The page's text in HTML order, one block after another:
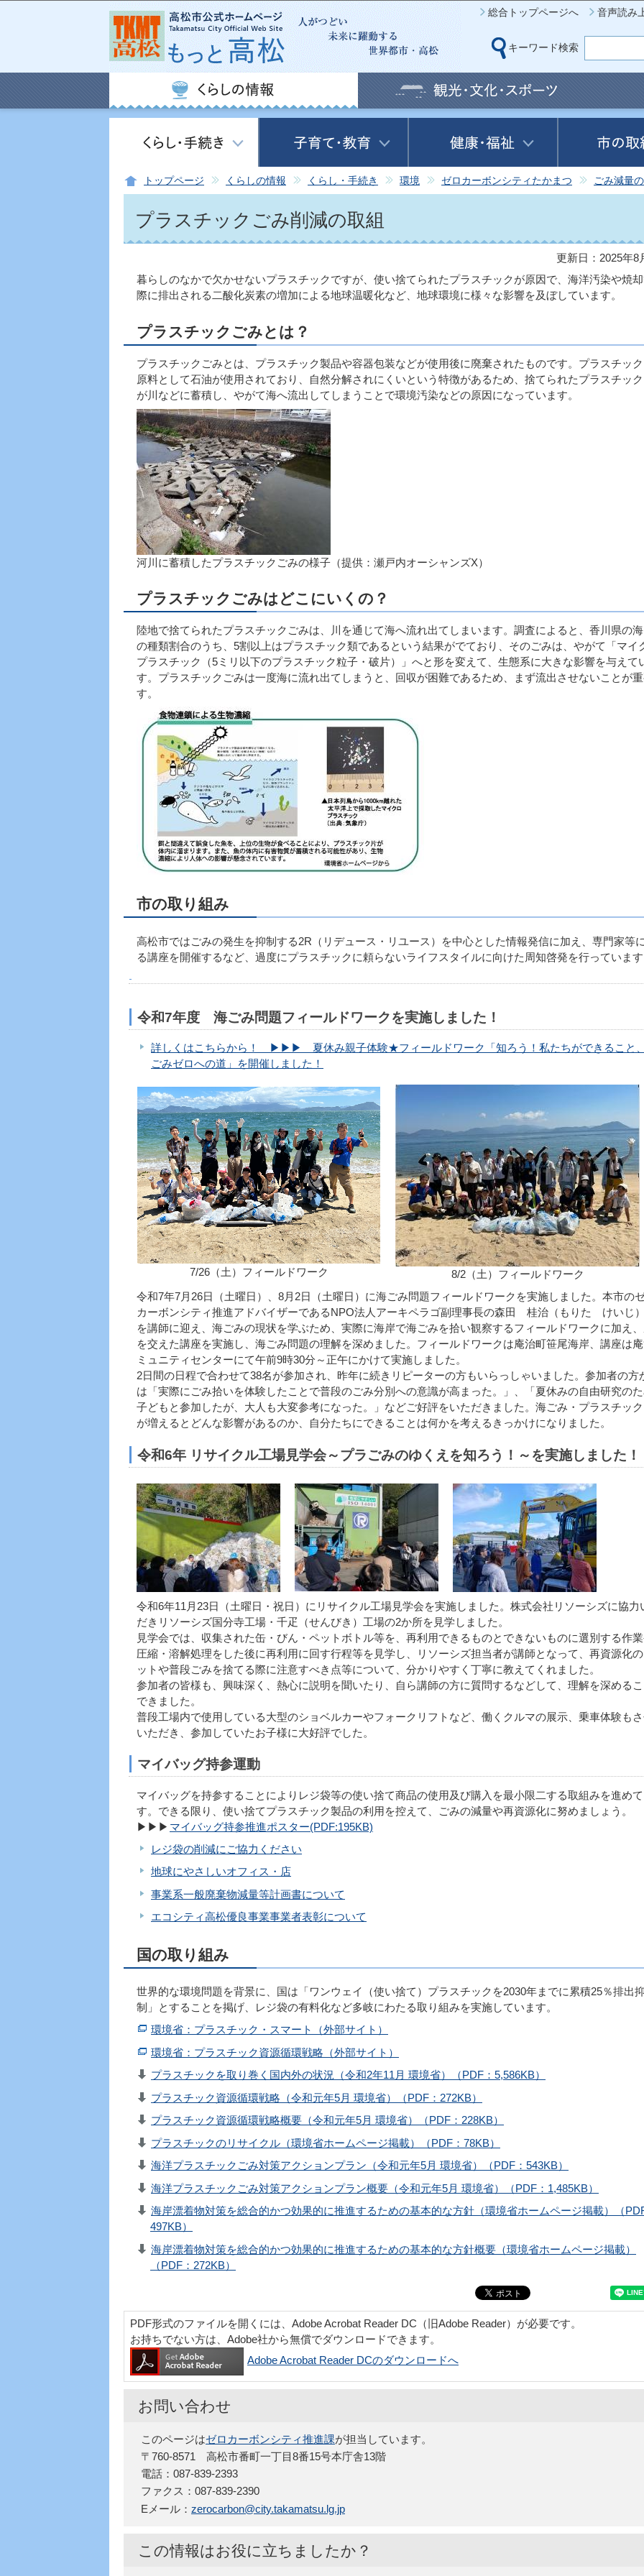
このページの本文へ移動
総合トップページへ 音声読み
キーワード検索
トップページ くらしの情報 くらし・手続き 環境 ゼロカーボンシティたかまつ ごみ減量
プラスチックごみ削減の取組
更新日：2025年8
暮らしのなかで欠かせないプラスチックですが、使い捨てられたプラスチックが原因で、海洋汚染や焼
際に排出される二酸化炭素の増加による地球温暖化など、地球環境に様々な影響を及ぼしています。
プラスチックごみとは？
プラスチックごみとは、プラスチック製品や容器包装などが使用後に廃棄されたものです。プラスチッ
原料として石油が使用されており、自然分解されにくいという特徴があるため、捨てられたプラスチッ
が川などに蓄積し、やがて海へ流出してしまうことで環境汚染などの原因になっています。
河川に蓄積したプラスチックごみの様子（提供：瀬戸内オーシャンズX）
プラスチックごみはどこにいくの？
陸地で捨てられたプラスチックごみは、川を通じて海へ流れ出てしまいます。調査によると、香川県の
の種類割合のうち、5割以上はプラスチック類であるという結果がでており、そのごみは、やがて「マイ
プラスチック（5ミリ以下のプラスチック粒子・破片）」へと形を変えて、生態系に大きな影響を与えて
す。プラスチックごみは一度海に流れ出てしまうと、回収が困難であるため、まず流出させないことが
す。
市の取り組み
高松市ではごみの発生を抑制する2R（リデュース・リユース）を中心とした情報発信に加え、専門家等
る講座を開催するなど、過度にプラスチックに頼らないライフスタイルに向けた周知啓発を行っていま
令和7年度 海ごみ問題フィールドワークを実施しました！
詳しくはこちらから！ ▶▶▶ 夏休み親子体験★フィールドワーク「知ろう！私たちができること
ごみゼロへの道」を開催しました！
7/26（土）フィールドワーク
8/2（土）フィールドワーク
令和7年7月26日（土曜日）、8月2日（土曜日）に海ごみ問題フィールドワークを実施しました。本市の
カーボンシティ推進アドバイザーであるNPO法人アーキペラゴ副理事長の森田 桂治（もりた けいじ
を講師に迎え、海ごみの現状を学ぶため、実際に海岸で海ごみを拾い観察するフィールドワークに加え
を交えた講座を実施し、海ごみ問題の理解を深めました。フィールドワークは庵治町笹尾海岸、講座は
ミュニティセンターにて午前9時30分～正午にかけて実施しました。
2日間の日程で合わせて38名が参加され、昨年に続きリピーターの方もいらっしゃいました。参加者の方
は「実際にごみ拾いを体験したことで普段のごみ分別への意識が高まった。」、「夏休みの自由研究の
子どもと参加したが、大人も大変参考になった。」などご好評をいただきました。海ごみ・プラスチッ
が増えるとどんな影響があるのか、自分たちにできることは何かを考えるきっかけになりました。
令和6年 リサイクル工場見学会～プラごみのゆくえを知ろう！～を実施しました！
令和6年11月23日（土曜日・祝日）にリサイクル工場見学会を実施しました。株式会社リソーシズに協力
だきリソーシズ国分寺工場・千疋（せんびき）工場の2か所を見学しました。
見学会では、収集された缶・びん・ペットボトル等を、再利用できるものとできないものに選別する作
圧縮・溶解処理をした後に再利用に回す行程等を見学し、リソーシズ担当者が講師となって、再資源化
ットや普段ごみを捨てる際に注意すべき点等について、分かりやすく丁寧に教えてくれました。
参加者の皆様も、興味深く、熱心に説明を聞いたり、自ら講師の方に質問するなどして、理解を深める
できました。
普段工場内で使用している大型のショベルカーやフォークリフトなど、働くクルマの展示、乗車体験も
いただき、参加していたお子様に大好評でした。
マイバッグ持参運動
マイバッグを持参することによりレジ袋等の使い捨て商品の使用及び購入を最小限二する取組みを進め
す。できる限り、使い捨てプラスチック製品の利用を控えて、ごみの減量や再資源化に努めましょう。
▶▶▶ マイバッグ持参推進ポスター(PDF:195KB)
レジ袋の削減にご協力ください
地球にやさしいオフィス・店
事業系一般廃棄物減量等計画書について
エコシティ高松優良事業事業者表彰について
国の取り組み
世界的な環境問題を背景に、国は「ワンウェイ（使い捨て）プラスチックを2030年までに累積25％排出
制」とすることを掲げ、レジ袋の有料化など多岐にわたる取り組みを実施しています。
環境省：プラスチック・スマート（外部サイト）
環境省：プラスチック資源循環戦略（外部サイト）
プラスチックを取り巻く国内外の状況（令和2年11月 環境省）（PDF：5,586KB）
プラスチック資源循環戦略（令和元年5月 環境省）（PDF：272KB）
プラスチック資源循環戦略概要（令和元年5月 環境省）（PDF：228KB）
プラスチックのリサイクル（環境省ホームページ掲載）（PDF：78KB）
海洋プラスチックごみ対策アクションプラン（令和元年5月 環境省）（PDF：543KB）
海洋プラスチックごみ対策アクションプラン概要（令和元年5月 環境省）（PDF：1,485KB）
海岸漂着物対策を総合的かつ効果的に推進するための基本的な方針（環境省ホームページ掲載）（
497KB）
海岸漂着物対策を総合的かつ効果的に推進するための基本的な方針概要（環境省ホームページ掲載）
（PDF：272KB）
PDF形式のファイルを開くには、Adobe Acrobat Reader DC（旧Adobe Reader）が必要です。
お持ちでない方は、Adobe社から無償でダウンロードできます。
Adobe Acrobat Reader DCのダウンロードへ
お問い合わせ
このページはゼロカーボンシティ推進課が担当しています。
〒760-8571 高松市番町一丁目8番15号本庁舎13階
電話：087-839-2393
ファクス：087-839-2390
Eメール： zerocarbon@city.takamatsu.lg.jp
この情報はお役に立ちましたか？